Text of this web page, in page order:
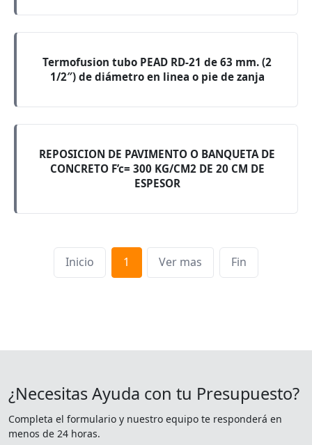
Termofusion tubo PEAD RD-21 de 63 mm. (2
1/2″) de diámetro en linea o pie de zanja
REPOSICION DE PAVIMENTO O BANQUETA DE
CONCRETO F’c= 300 KG/CM2 DE 20 CM DE
ESPESOR
Inicio 1 Ver mas Fin
¿Necesitas Ayuda con tu Presupuesto?
Completa el formulario y nuestro equipo te responderá en
menos de 24 horas.